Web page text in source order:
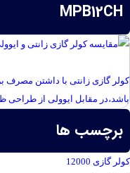
MPB12CH
کولر گازی زانتی با داشتن مصرف
باشد،در مقابل ایوولی از طراحی
برچسب ها
کولر گازی 12000